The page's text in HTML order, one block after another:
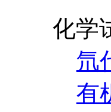
化学
氘
有